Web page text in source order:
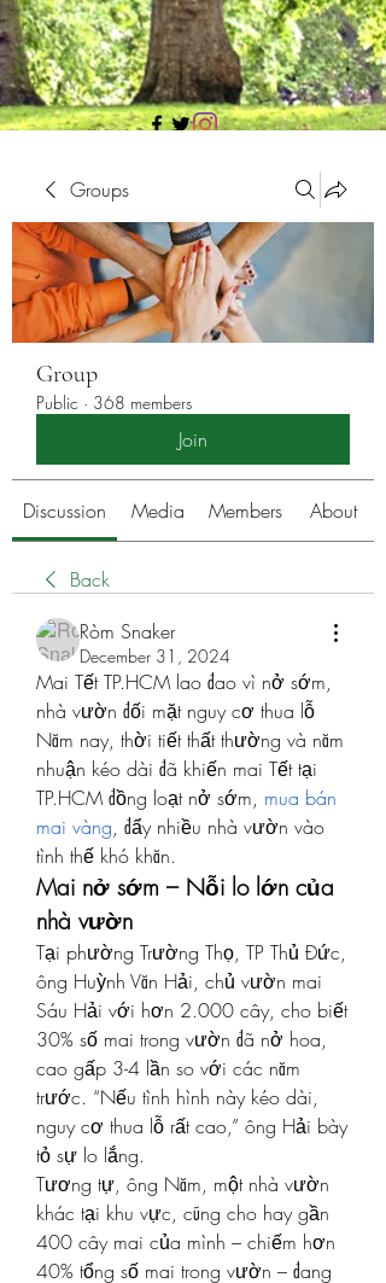
Groups
Group
Public · 368 members
Join
Discussion Media Members About
Back
Ròm Snaker
December 31, 2024
Mai Tết TP.HCM lao đao vì nở sớm,
nhà vườn đối mặt nguy cơ thua lỗ
Năm nay, thời tiết thất thường và năm
nhuận kéo dài đã khiến mai Tết tại
TP.HCM đồng loạt nở sớm, mua bán
mai vàng, đẩy nhiều nhà vườn vào
tình thế khó khăn.
Mai nở sớm – Nỗi lo lớn của
nhà vườn
Tại phường Trường Thọ, TP Thủ Đức,
ông Huỳnh Văn Hải, chủ vườn mai
Sáu Hải với hơn 2.000 cây, cho biết
30% số mai trong vườn đã nở hoa,
cao gấp 3-4 lần so với các năm
trước. “Nếu tình hình này kéo dài,
nguy cơ thua lỗ rất cao,” ông Hải bày
tỏ sự lo lắng.
Tương tự, ông Năm, một nhà vườn
khác tại khu vực, cũng cho hay gần
400 cây mai của mình – chiếm hơn
40% tổng số mai trong vườn – đang